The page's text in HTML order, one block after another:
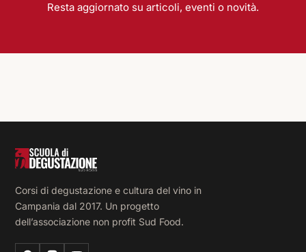
Resta aggiornato su articoli, eventi o novità.
Corsi di degustazione e cultura del vino in
Campania dal 2017. Un progetto
dell’associazione non profit Sud Food.